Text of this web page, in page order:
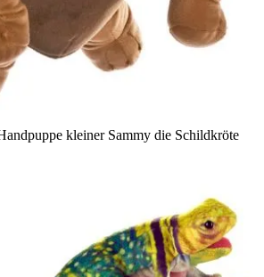
kleiner Sammy die Schildkröte